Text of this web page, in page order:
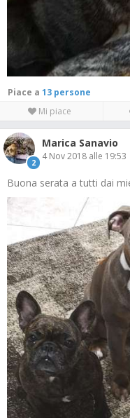
Piace a
13 persone
Mi piace
2
Marica Sanavio
4 Nov 2018 alle 19:53
Buona serata a tutti dai